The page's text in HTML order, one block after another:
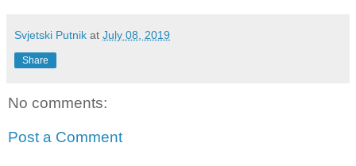
Svjetski Putnik at July 08, 2019
Share
No comments:
Post a Comment